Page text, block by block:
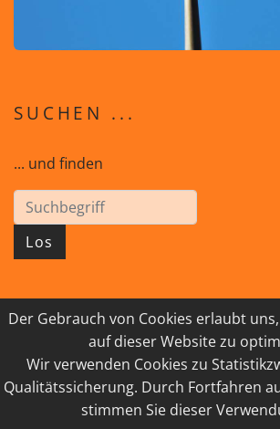
Der Gebrauch von Cookies erlaubt
auf dieser Website zu
Wir verwenden Cookies zu
Qualitätssicherung. Durch Fortfahren
stimmen Sie dieser
SUCHEN ...
... und finden
Los
© 2026 GEISTreich - Diözese
IMPRESSUM
DATENSCHUTZ